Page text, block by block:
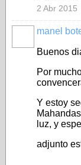
2 Abr 2015
manel
Buenos
Por
Y estoy
luz, y
adjunto